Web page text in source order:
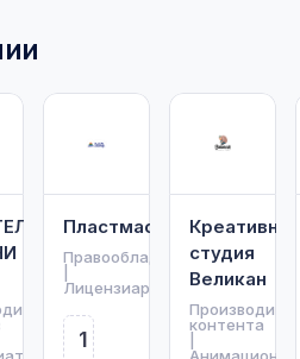
Пластмастер
Правообладатель
Лицензиар
1
Креативная
студия
Великан
контента